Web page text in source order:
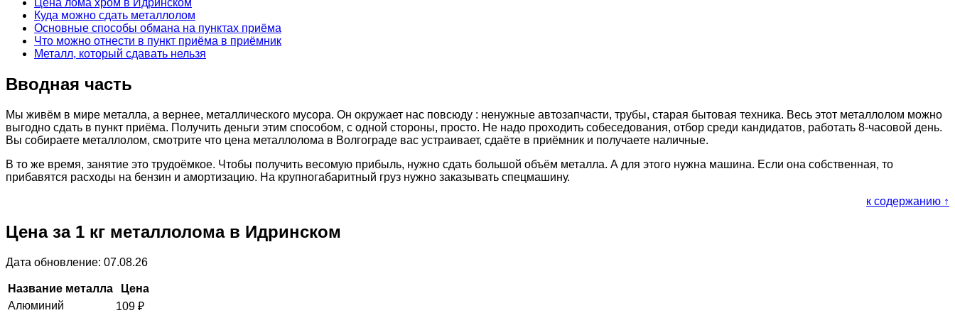
Куда можно сдать металлолом
Основные способы обмана на пунктах приёма
Что можно отнести в пункт приёма в приёмник
Металл, который сдавать нельзя
Вводная часть
Мы живём в мире металла, а вернее, металлического мусора. Он окружает нас повсюду : ненужные автозапчасти, трубы, старая бытовая техника. Весь этот металлолом можно
выгодно сдать в пункт приёма. Получить деньги этим способом, с одной стороны, просто. Не надо проходить собеседования, отбор среди кандидатов, работать 8-часовой день.
Вы собираете металлолом, смотрите что цена металлолома в Волгограде вас устраивает, сдаёте в приёмник и получаете наличные.
В то же время, занятие это трудоёмкое. Чтобы получить весомую прибыль, нужно сдать большой объём металла. А для этого нужна машина. Если она собственная, то
прибавятся расходы на бензин и амортизацию. На крупногабаритный груз нужно заказывать спецмашину.
к содержанию ↑
Цена за 1 кг металлолома в Идринском
Дата обновление: 07.08.26
Название металла
Цена
Алюминий
109 ₽